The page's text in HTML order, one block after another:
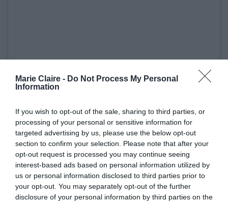
Marie Claire - Do Not Process My Personal
Information
If you wish to opt-out of the sale, sharing to third parties, or
processing of your personal or sensitive information for
targeted advertising by us, please use the below opt-out
section to confirm your selection. Please note that after your
opt-out request is processed you may continue seeing
interest-based ads based on personal information utilized by
us or personal information disclosed to third parties prior to
your opt-out. You may separately opt-out of the further
disclosure of your personal information by third parties on the